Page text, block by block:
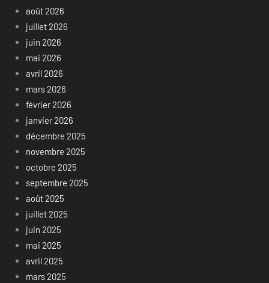
août 2026
juillet 2026
juin 2026
mai 2026
avril 2026
mars 2026
février 2026
janvier 2026
décembre 2025
novembre 2025
octobre 2025
septembre 2025
août 2025
juillet 2025
juin 2025
mai 2025
avril 2025
mars 2025